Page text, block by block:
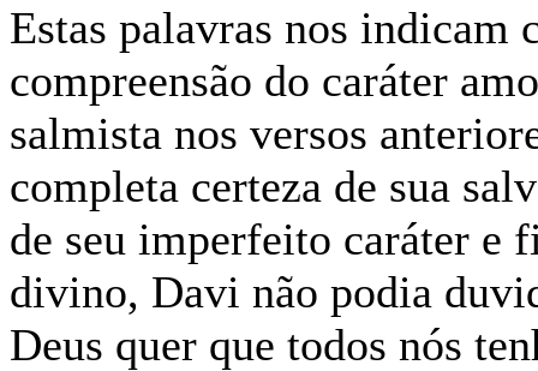
Estas palavras nos indicam
compreensão do caráter
salmista nos versos
completa certeza de sua
de seu imperfeito caráter e
divino, Davi não podia
Deus quer que todos nós